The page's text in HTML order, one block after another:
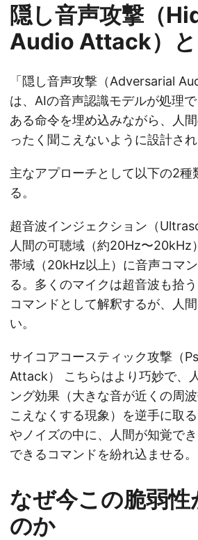
隠し音声攻撃（
Audio Attack）
「隠し音声攻撃（Adversarial
は、AIの音声認識モデルが処理
ある命令を埋め込みながら、人
ったく聞こえないように設計され
主なアプローチとして以下の2種
る。
超音波インジェクション（
人間の可聴域（約20Hz〜20kHz
帯域（20kHz以上）に音声コマ
る。多くのマイクは超音波も拾
コマンドとして解釈するが、人
い。
サイコアコースティック攻撃（
Attack） こちらはより巧妙で、
ング効果（大きな音が近くの周
こえなくする現象）を逆手に取
やノイズの中に、人間が知覚で
できるコマンドを紛れ込ませる。
なぜ今この脆弱性
のか